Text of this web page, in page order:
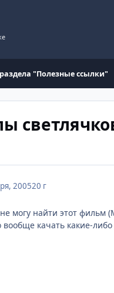
"Полезные ссылки"
200520 г
могу найти этот фильм
качать какие-